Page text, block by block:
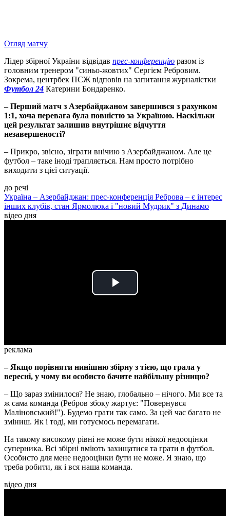
Огляд матчу
Лідер збірної України відвідав прес-конференцію разом із
головним тренером "синьо-жовтих" Сергієм Ребровим.
Зокрема, центрбек ПСЖ відповів на запитання журналістки
Футбол 24 Катерини Бондаренко.
– Перший матч з Азербайджаном завершився з рахунком
1:1, хоча перевага була повністю за Україною. Наскільки
цей результат залишив внутрішнє відчуття
незавершеності?
– Прикро, звісно, зіграти внічию з Азербайджаном. Але це
футбол – таке іноді трапляється. Нам просто потрібно
виходити з цієї ситуації.
до речі
Україна – Азербайджан: прес-конференція Реброва – є інтерес
інших клубів, стан Ярмолюка і "новий Мудрик" з Динамо
відео дня
Play
реклама
– Якщо порівняти нинішню збірну з тією, що грала у
вересні, у чому ви особисто бачите найбільшу різницю?
– Що зараз змінилося? Не знаю, глобально – нічого. Ми все та
ж сама команда (Ребров збоку жартує: "Повернувся
Маліновський!"). Будемо грати так само. За цей час багато не
зміниш. Як і тоді, ми готуємось перемагати.
На такому високому рівні не може бути ніякої недооцінки
суперника. Всі збірні вміють захищатися та грати в футбол.
Особисто для мене недооцінки бути не може. Я знаю, що
треба робити, як і вся наша команда.
відео дня